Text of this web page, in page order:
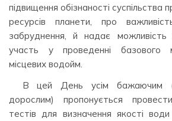
підвищення обізнаності суспільства
ресурсів планети, про
забруднення, й надає
участь у проведенні базового
місцевих водойм.
В цей День усім бажаючим
дорослим) пропонується
тестів для визначення якості води